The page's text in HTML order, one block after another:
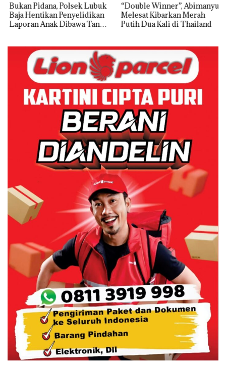
Bukan Pidana, Polsek Lubuk
Baja Hentikan Penyelidikan
Laporan Anak Dibawa Tanpa
“Double Winner”, Abimanyu
Melesat Kibarkan Merah
Putih Dua Kali di Thailand